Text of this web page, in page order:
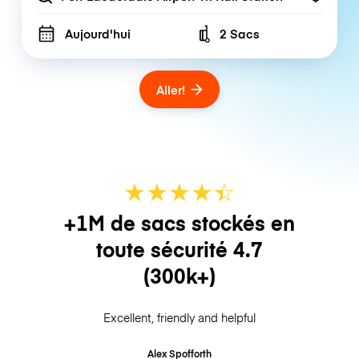
Aujourd'hui Number of bags
2 Sacs
Aller!
★★★★☆
★
+1M de sacs stockés en
toute sécurité 4.7
(300k+)
Excellent, friendly and helpful
Alex Spofforth